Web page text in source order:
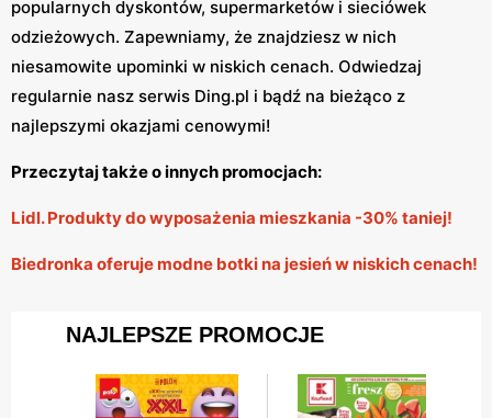
popularnych dyskontów, supermarketów i sieciówek
odzieżowych. Zapewniamy, że znajdziesz w nich
niesamowite upominki w niskich cenach. Odwiedzaj
regularnie nasz serwis Ding.pl i bądź na bieżąco z
najlepszymi okazjami cenowymi!
Przeczytaj także o innych promocjach:
Lidl. Produkty do wyposażenia mieszkania -30% taniej!
Biedronka oferuje modne botki na jesień w niskich cenach!